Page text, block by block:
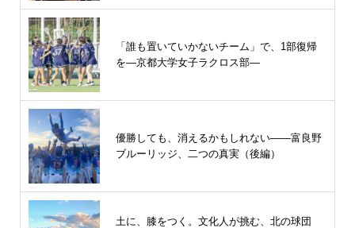
「誰も置いていかないチーム」で、1部復帰
を―京都大学女子ラクロス部―
優勝しても、消えるかもしれない――富良野
ブルーリッジ、二つの真実（後編）
土に、膝をつく。文化人が挑む、北の球団